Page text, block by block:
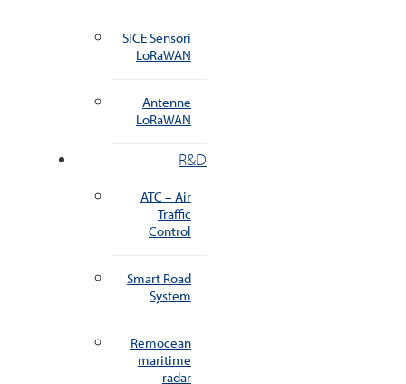
SICE Sensori
LoRaWAN
Antenne
LoRaWAN
R&D
ATC – Air
Traffic
Control
Smart Road
System
Remocean
maritime
radar